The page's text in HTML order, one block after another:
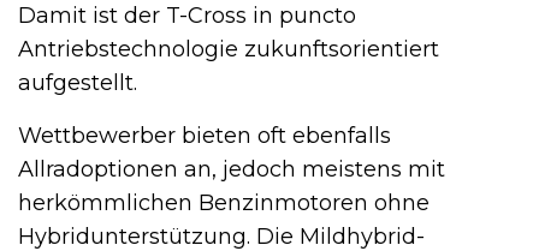
Damit ist der T-Cross in puncto
Antriebstechnologie zukunftsorientiert
aufgestellt.
Wettbewerber bieten oft ebenfalls
Allradoptionen an, jedoch meistens mit
herkömmlichen Benzinmotoren ohne
Hybridunterstützung. Die Mildhybrid-